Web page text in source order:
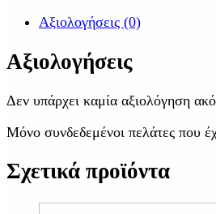
Αξιολογήσεις (0)
Αξιολογήσεις
Δεν υπάρχει καμία αξιολόγηση
Μόνο συνδεδεμένοι πελάτες που
Σχετικά προϊόντα